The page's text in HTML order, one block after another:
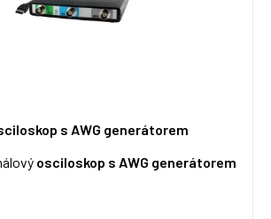
s AWG generátorem
osciloskop s AWG generátorem